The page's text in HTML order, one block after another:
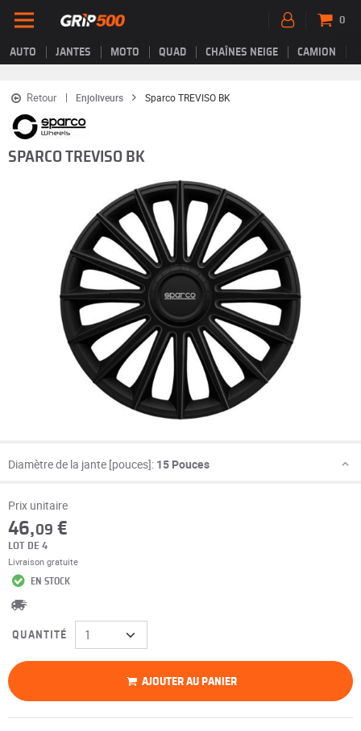
AUTO JANTES MOTO QUAD CHAÎNES NEIGE CAMION
0
Retour Enjoliveurs Sparco TREVISO BK
SPARCO TREVISO BK
Diamètre de la jante [pouces]: 15 Pouces
Prix unitaire
46,09 €
LOT DE 4
Livraison gratuite
EN STOCK
QUANTITÉ
AJOUTER AU PANIER